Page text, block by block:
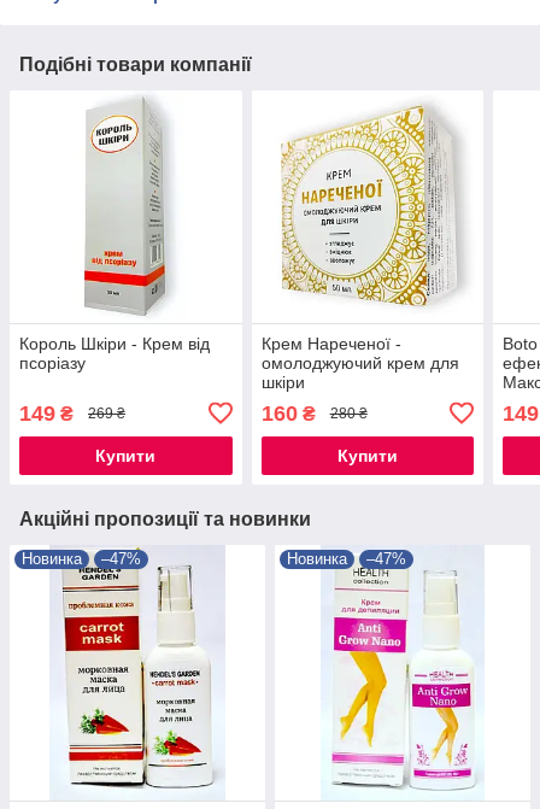
Подібні товари компанії
Король Шкіри - Крем від
псоріазу
149 ₴ 269 ₴
Купити
Крем Нареченої -
омолоджуючий крем для
шкіри
160₴ 280 ₴
Купити
149
Акційні пропозиції та новинки
Новинка –47% Новинка –47%